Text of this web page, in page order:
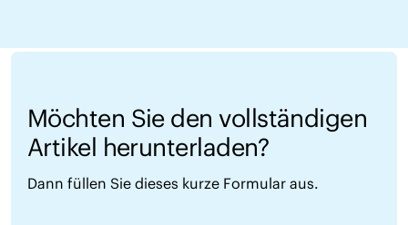
Möchten Sie den vollständigen
Artikel herunterladen?
Dann füllen Sie dieses kurze Formular aus.